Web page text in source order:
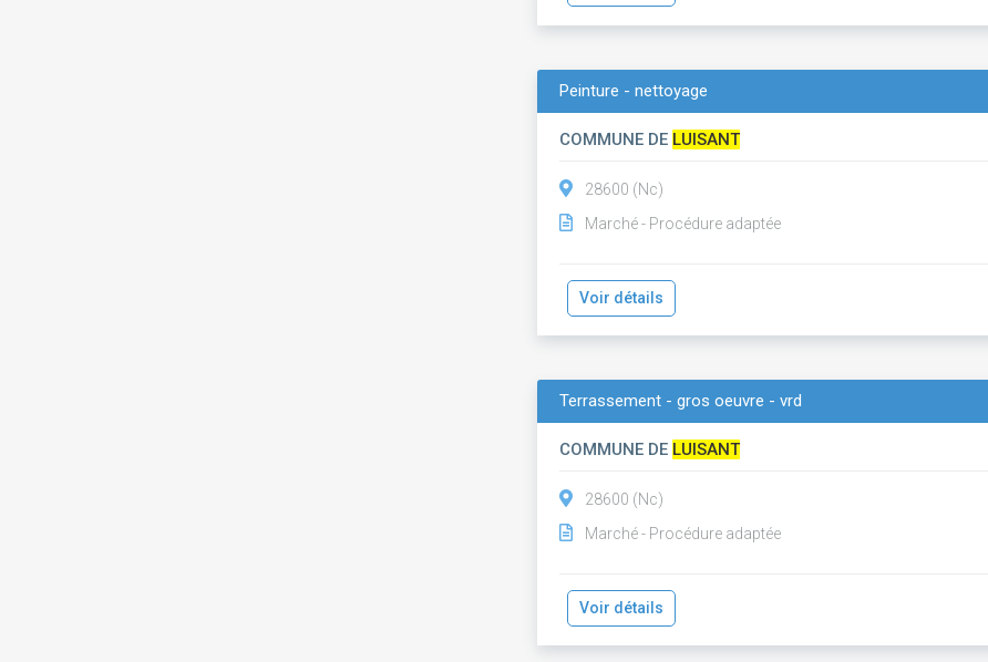
Peinture - nettoyage
COMMUNE DE LUISANT
28600 (Nc)
Marché - Procédure adaptée
Voir détails
Terrassement - gros oeuvre - vrd
COMMUNE DE LUISANT
28600 (Nc)
Marché - Procédure adaptée
Voir détails